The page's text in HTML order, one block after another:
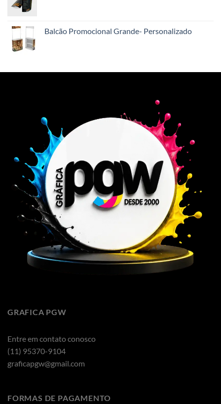
Balcão Promocional Grande- Personalizado
GRAFICA PGW
Entre em contato conosco
(11) 95370-9104
graficapgw@gmail.com
FORMAS DE PAGAMENTO